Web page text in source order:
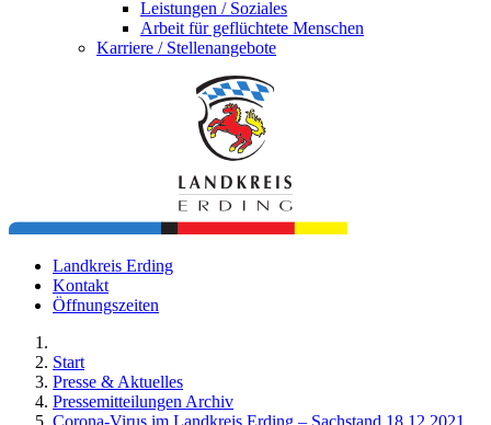
Leistungen / Soziales
Arbeit für geflüchtete Menschen
Karriere / Stellenangebote
Landkreis Erding
Kontakt
Öffnungszeiten
Start
Presse & Aktuelles
Pressemitteilungen Archiv
Corona-Virus im Landkreis Erding – Sachstand 18.12.2021